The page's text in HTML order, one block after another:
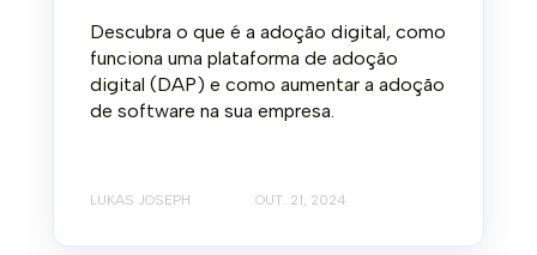
Descubra o que é a adoção digital, como
funciona uma plataforma de adoção
digital (DAP) e como aumentar a adoção
de software na sua empresa.
LUKAS JOSEPH OUT. 21, 2024